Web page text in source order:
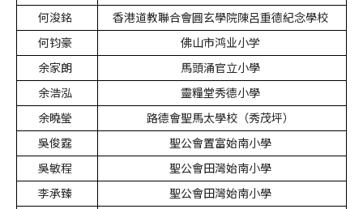
何浚銘
香港道教聯合會圓玄學院陳呂重德紀念學校
何钧豪
佛山市鸿业小学
余家朗
馬頭涌官立小學
余浩泓
靈糧堂秀德小學
余曉瑩
路德會聖馬太學校（秀茂坪）
吳俊霆
聖公會置富始南小學
吳敏程
聖公會田灣始南小學
李承臻
聖公會田灣始南小學